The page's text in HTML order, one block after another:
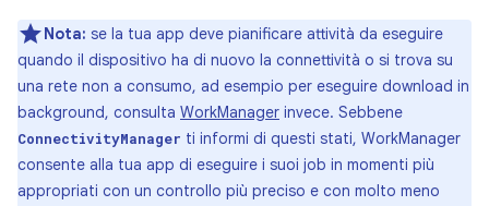
Nota: se la tua app deve pianificare attività da eseguire
quando il dispositivo ha di nuovo la connettività o si trova su
una rete non a consumo, ad esempio per eseguire download in
background, consulta WorkManager invece. Sebbene
ConnectivityManager ti informi di questi stati, WorkManager
consente alla tua app di eseguire i suoi job in momenti più
appropriati con un controllo più preciso e con molto meno